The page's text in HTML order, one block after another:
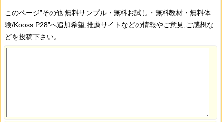
このページ”その他 無料サンプル・無料お試し・無料教材・無料体
験/Kooss P28”へ追加希望,推薦サイトなどの情報やご意見,ご感想な
どを投稿下さい。